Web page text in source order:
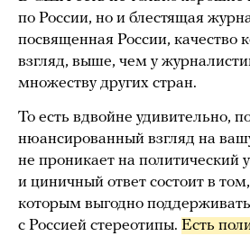
по России, но и блестящая
посвященная России, качество
взгляд, выше, чем у
множеству других стран.
То есть вдвойне удивительно,
нюансированный взгляд на
не проникает на политический
и циничный ответ состоит в
которым выгодно
с Россией стереотипы. Есть